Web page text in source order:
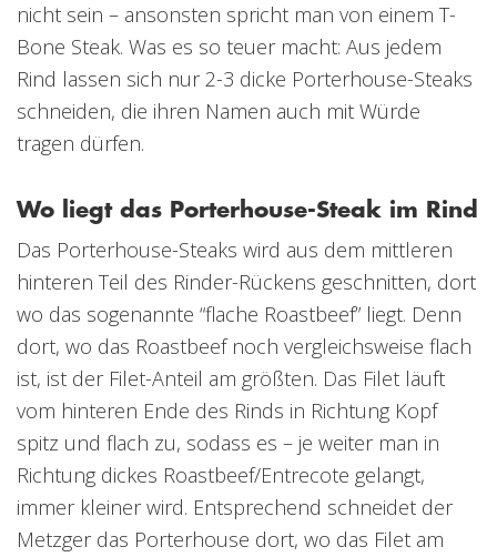
nicht sein – ansonsten spricht man von einem T-
Bone Steak. Was es so teuer macht: Aus jedem
Rind lassen sich nur 2-3 dicke Porterhouse-Steaks
schneiden, die ihren Namen auch mit Würde
tragen dürfen.
Wo liegt das Porterhouse-Steak im Rind
Das Porterhouse-Steaks wird aus dem mittleren
hinteren Teil des Rinder-Rückens geschnitten, dort
wo das sogenannte “flache Roastbeef” liegt. Denn
dort, wo das Roastbeef noch vergleichsweise flach
ist, ist der Filet-Anteil am größten. Das Filet läuft
vom hinteren Ende des Rinds in Richtung Kopf
spitz und flach zu, sodass es – je weiter man in
Richtung dickes Roastbeef/Entrecote gelangt,
immer kleiner wird. Entsprechend schneidet der
Metzger das Porterhouse dort, wo das Filet am